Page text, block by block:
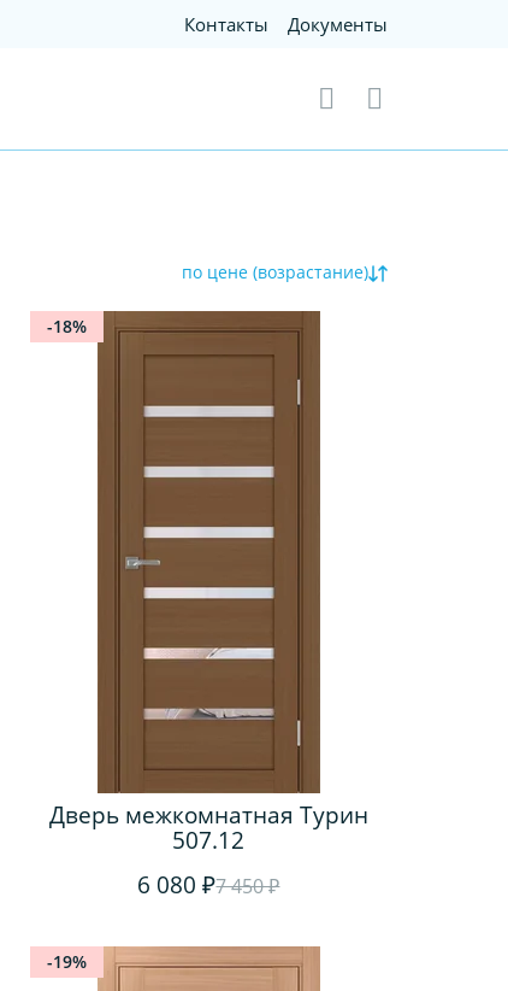
Контакты Документы
по цене (возрастание)
-18%
Дверь межкомнатная Турин
507.12
6 080 ₽7 450 ₽
-19%